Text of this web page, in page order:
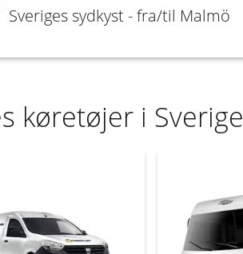
Sveriges sydkyst - fra/til Malmö
køretøjer i Sverige